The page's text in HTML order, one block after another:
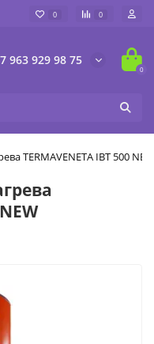
0 0
963 929 98 75
0
TERMAVENETA IBT 500 NEW